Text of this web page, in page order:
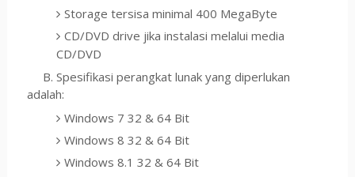
Storage tersisa minimal 400 MegaByte
CD/DVD drive jika instalasi melalui media
CD/DVD
B. Spesifikasi perangkat lunak yang diperlukan
adalah:
Windows 7 32 & 64 Bit
Windows 8 32 & 64 Bit
Windows 8.1 32 & 64 Bit